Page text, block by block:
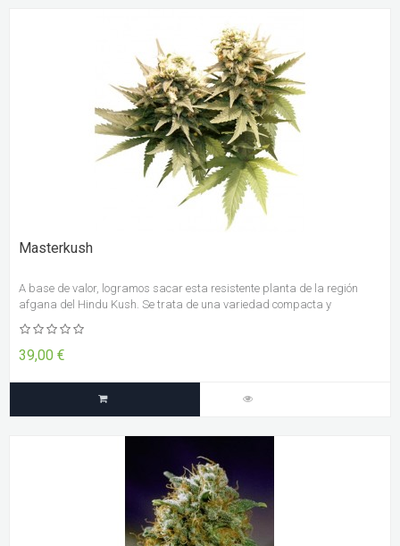
Masterkush
A base de valor, logramos sacar esta resistente planta de la región
afgana del Hindu Kush. Se trata de una variedad compacta y
manejable que crece bien en cualquier medio, ya sea tierra, hidroponía,
coco, etc.
39,00 €